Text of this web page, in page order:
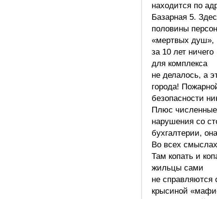
находится по
Базарная 5.
половины
«мертвых душ»,
за 10 лет ничего
для комплекса
не делалось, а
города!
безопасности
Плюс численные
нарушения со
бухгалтерии,
Во всех
Там копать и
жильцы сами
не справляются
крысиной